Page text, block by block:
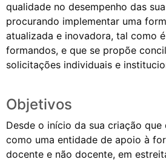
qualidade no desempenho das
procurando implementar uma
atualizada e inovadora, tal como
formandos, e que se propõe
solicitações individuais e
Objetivos
Desde o início da sua criação que
como uma entidade de apoio à
docente e não docente, em